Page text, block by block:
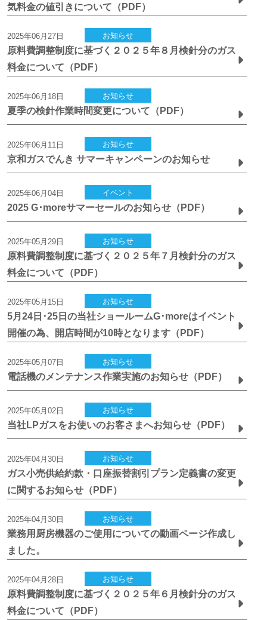
気料金の値引きについて（PDF）
2025年06月27日 お知らせ
原料費調整制度に基づく２０２５年８月検針分のガス
料金について（PDF）
2025年06月18日 お知らせ
夏季の検針作業時間変更について（PDF）
2025年06月11日 お知らせ
京和ガスでんき サマーキャンペーンのお知らせ
2025年06月04日 イベント
2025 G･moreサマーセールのお知らせ（PDF）
2025年05月29日 お知らせ
原料費調整制度に基づく２０２５年７月検針分のガス
料金について（PDF）
2025年05月15日 お知らせ
5月24日･25日の当社ショールームG･moreはイベント
開催の為、開店時間が10時となります（PDF）
2025年05月07日 お知らせ
電話機のメンテナンス作業実施のお知らせ（PDF）
2025年05月02日 お知らせ
当社LPガスをお使いのお客さまへお知らせ（PDF）
2025年04月30日 お知らせ
ガス小売供給約款・口座振替割引プラン定義書の変更
に関するお知らせ（PDF）
2025年04月30日 お知らせ
業務用厨房機器のご使用についての動画ページ作成し
ました。
2025年04月28日 お知らせ
原料費調整制度に基づく２０２５年６月検針分のガス
料金について（PDF）